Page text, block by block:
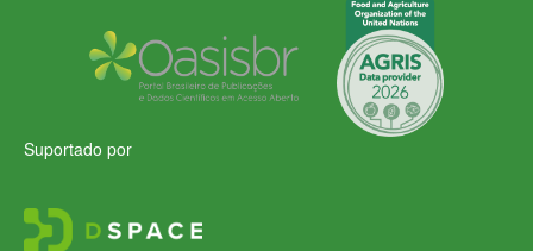
Suportado por